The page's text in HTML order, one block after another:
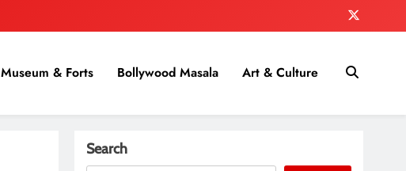
Museum & Forts Bollywood Masala Art & Culture
Search